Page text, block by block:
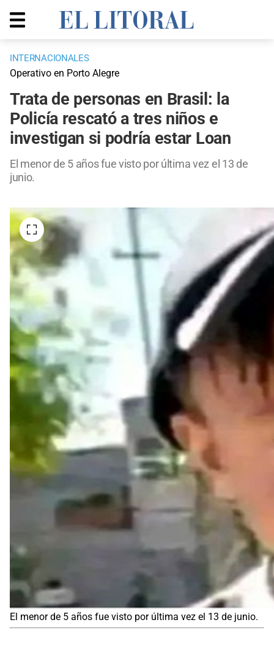
INTERNACIONALES
Operativo en Porto Alegre
Trata de personas en Brasil: la
Policía rescató a tres niños e
investigan si podría estar Loan
El menor de 5 años fue visto por última vez el 13 de
junio.
El menor de 5 años fue visto por última vez el 13 de junio.